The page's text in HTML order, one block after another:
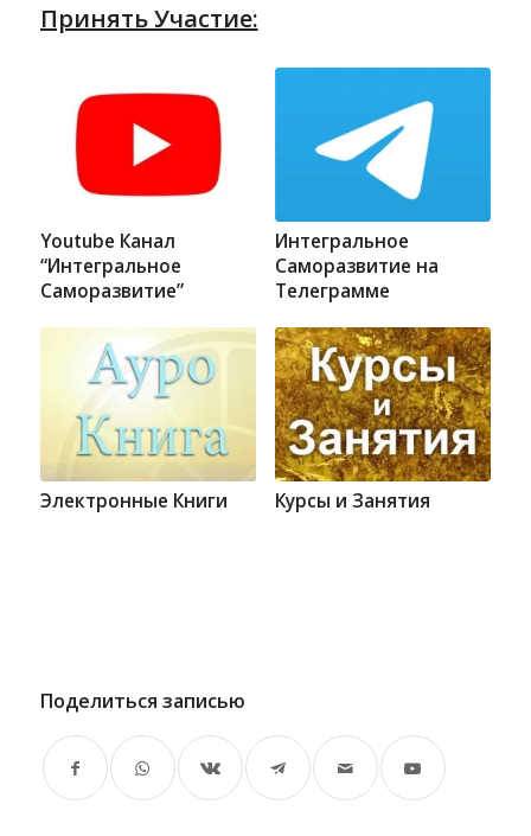
Принять Участие:
Youtube Канал
“Интегральное
Саморазвитие”
Интегральное
Саморазвитие на
Телеграмме
Электронные Книги Курсы и Занятия
Поделиться записью